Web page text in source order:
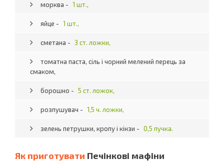
морква - 1 шт.,
яйце - 1 шт.,
сметана - 3 ст. ложки,
томатна паста, сіль і чорний мелений перець за
смаком,
борошно - 5 ст. ложок,
розпушувач - 1,5 ч. ложки,
зелень петрушки, кропу і кінзи - 0,5 пучка.
Як приготувати Печінкові мафіни